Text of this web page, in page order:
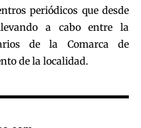
periódicos que desde
a cabo entre la
de la Comarca de
de la localidad.